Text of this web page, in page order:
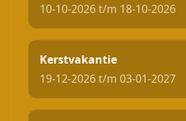
10-10-2026 t/m 18-10-2026
Kerstvakantie
19-12-2026 t/m 03-01-2027